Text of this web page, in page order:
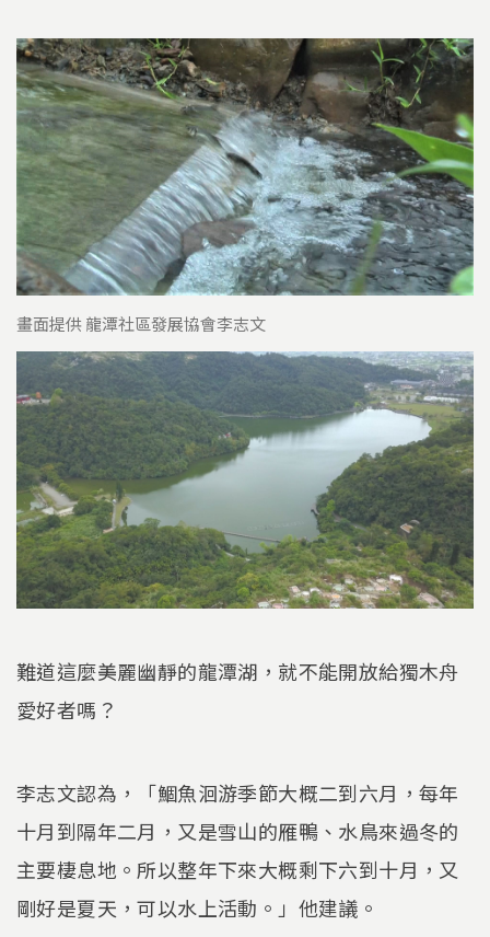
畫面提供 龍潭社區發展協會李志文
難道這麼美麗幽靜的龍潭湖，就不能開放給獨木舟
愛好者嗎？
李志文認為，「鯝魚洄游季節大概二到六月，每年
十月到隔年二月，又是雪山的雁鴨、水鳥來過冬的
主要棲息地。所以整年下來大概剩下六到十月，又
剛好是夏天，可以水上活動。」他建議。